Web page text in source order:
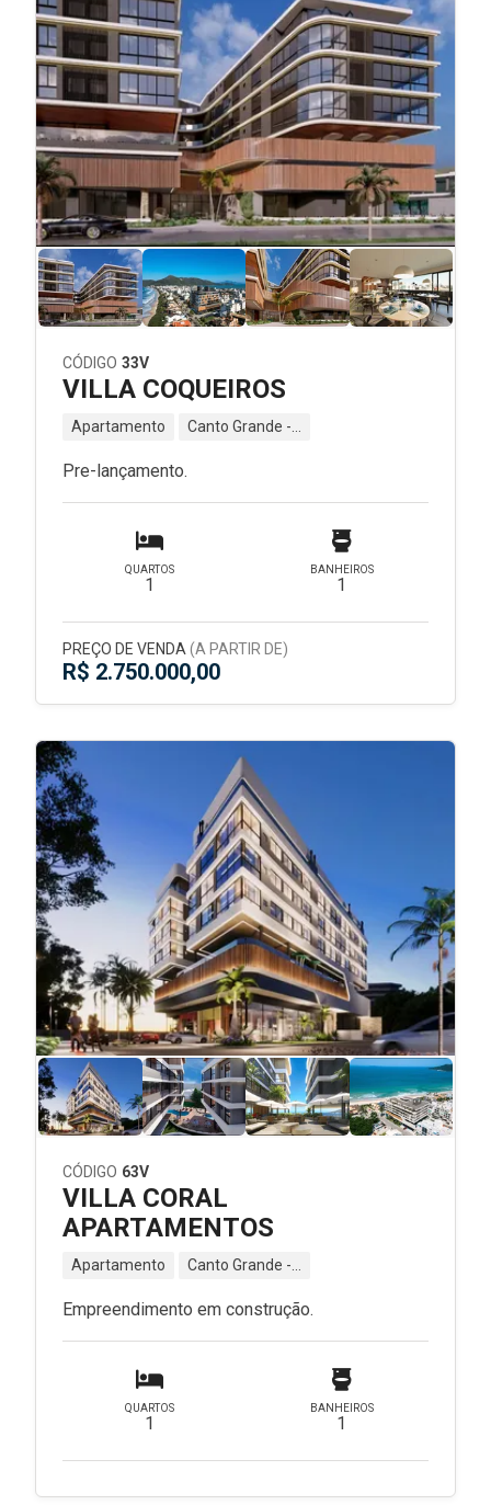
CÓDIGO 33V
VILLA COQUEIROS
Apartamento
Pre-lançamento.
QUARTOS
1
BANHEIROS
1
PREÇO DE VENDA (A PARTIR DE)
R$ 2.750.000,00
CÓDIGO 63V
VILLA CORAL
APARTAMENTOS
Apartamento Canto Grande - Bombinhas - SC
Empreendimento em construção.
QUARTOS
1
BANHEIROS
1